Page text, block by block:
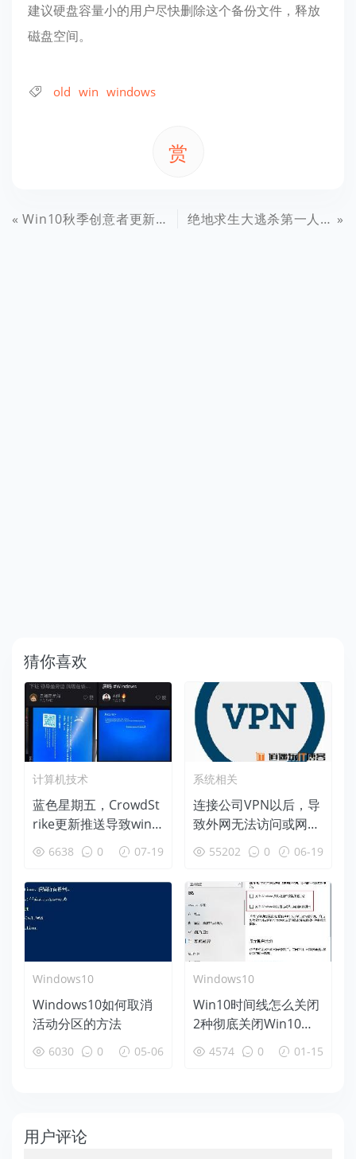
建议硬盘容量小的用户尽快删除这个备份文件，释放
磁盘空间。
old win windows
赏
Win10秋季创意者更新开机弹出屏幕键盘的解决方法 绝地求生大逃杀第一人称模式怎么改？游戏配置修改教程
猜你喜欢
计算机技术
蓝色星期五，CrowdSt
rike更新推送导致wind
ows蓝屏后恢复办法
6638 0 07-19
系统相关
连接公司VPN以后，导
致外网无法访问或网速
变慢等问题的解决办法
55202 0 06-19
Windows10
Windows10如何取消
活动分区的方法
6030 0 05-06
Windows10
Win10时间线怎么关闭
2种彻底关闭Win10时
间线方法
4574 0 01-15
用户评论